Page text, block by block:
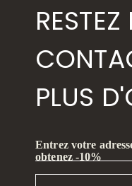
RESTEZ
PLUS
Entrez votre
obtenez -10%